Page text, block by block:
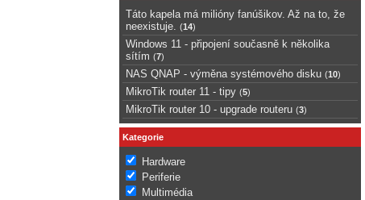
Táto kapela má milióny fanúšikov. Až na to, že
neexistuje.
(14)
Windows 11 - připojení současně k několika
sítím (7)
NAS QNAP - výměna systémového disku (10)
MikroTik router 11 - tipy (5)
MikroTik router 10 - upgrade routeru (3)
Kategorie
Hardware
Periferie
Multimédia